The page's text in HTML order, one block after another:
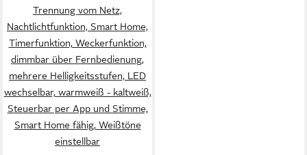
Trennung vom Netz,
Nachtlichtfunktion, Smart Home,
Timerfunktion, Weckerfunktion,
dimmbar über Fernbedienung,
mehrere Helligkeitsstufen, LED
wechselbar, warmweiß - kaltweiß,
Steuerbar per App und Stimme,
Smart Home fähig, Weißtöne
einstellbar